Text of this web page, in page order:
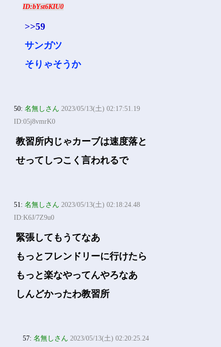
ID:bYst6KIU0
>>59
サンガツ
そりゃそうか
50:名無しさん 2023/05/13(土) 02:17:51.19
ID:05j8vmrK0
教習所内じゃカーブは速度落と
せってしつこく言われるで
51:名無しさん 2023/05/13(土) 02:18:24.48
ID:K6J/7Z9u0
緊張してもうてなあ
もっとフレンドリーに行けたら
もっと楽なやってんやろなあ
しんどかったわ教習所
57:名無しさん 2023/05/13(土) 02:20:25.24